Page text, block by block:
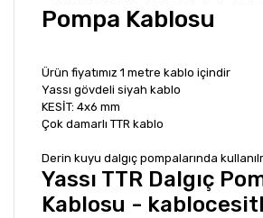
Pompa Kablosu
Ürün fiyatımız 1 metre kablo içindir
Yassı gövdeli siyah kablo
KESİT: 4x6 mm
Çok damarlı TTR kablo
Derin kuyu dalgıç pompalarında
Yassı TTR Dalgıç
Kablosu -